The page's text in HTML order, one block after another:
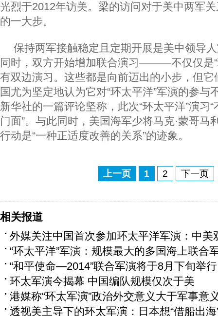
光烈于2012年访美。梁的访问对于美中两军
的一大步。
保持两军接触稳定且定期开展是美中领导
同时，双方开始增加联合演习———不仅仅是“
有双边演习。这些都是向前迈出的小步，但
国尤为坚定地认为它对“环太平洋”军演的参与
新华社的一篇评论坚称，此次“环太平洋”演习
门面”。与此同时，美国海军少将马克·蒙哥马
行动是“一种正适度改善的关系”的迹象。
上一页 1 2 下一页
相关报道
外媒关注中国首次参加环太平洋军演：中美
“环太平洋”军演：规模最大的多国海上联合
“和平使命—2014”联合军演将于8月下旬举行
环太军演今揭幕 中国编队规模仅次于美
港媒称“环太军演”政治外交意义大于军事意
透视美主导下的环太军演：日本想“借船出海